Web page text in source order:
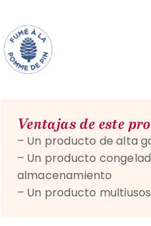
Ventajas de este
– Un producto de alta
– Un producto
almacenamiento
– Un producto